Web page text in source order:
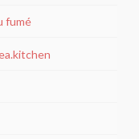
fumé